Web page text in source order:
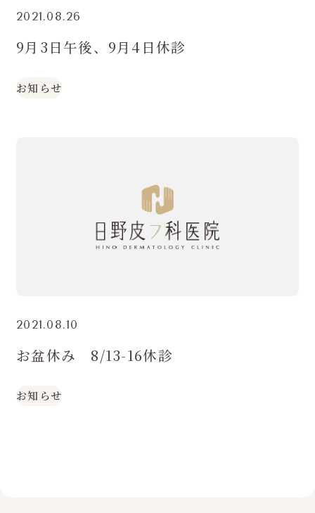
2021.08.26
9月3日午後、9月4日休診
お知らせ
2021.08.10
お盆休み 8/13-16休診
お知らせ